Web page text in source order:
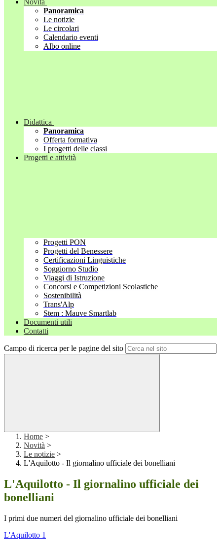
Novità
Panoramica
Le notizie
Le circolari
Calendario eventi
Albo online
Didattica
Panoramica
Offerta formativa
I progetti delle classi
Progetti e attività
Progetti PON
Progetti del Benessere
Certificazioni Linguistiche
Soggiorno Studio
Viaggi di Istruzione
Concorsi e Competizioni Scolastiche
Sostenibilità
Trans'Alp
Stem : Mauve Smartlab
Documenti utili
Contatti
Campo di ricerca per le pagine del sito
Home >
Novità >
Le notizie >
L'Aquilotto - Il giornalino ufficiale dei bonelliani
L'Aquilotto - Il giornalino ufficiale dei
bonelliani
I primi due numeri del giornalino ufficiale dei bonelliani
L'Aquilotto 1